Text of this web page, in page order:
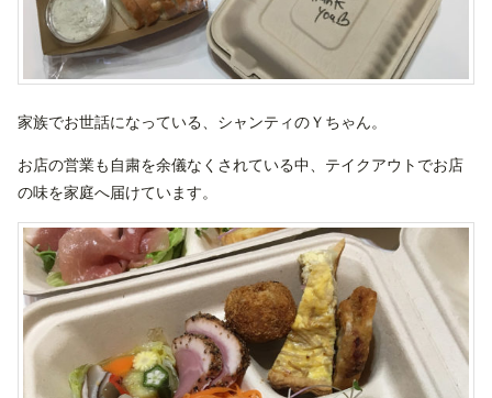
家族でお世話になっている、シャンティのＹちゃん。
お店の営業も自粛を余儀なくされている中、テイクアウトでお店
の味を家庭へ届けています。